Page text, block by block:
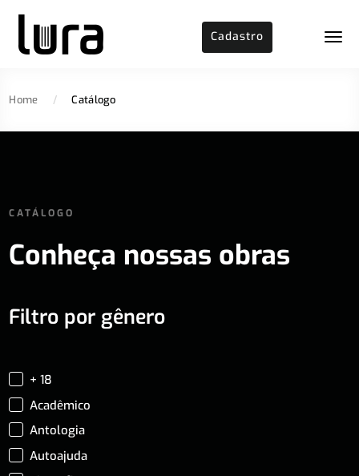
Cadastro
Home / Catálogo
CATÁLOGO
Conheça nossas obras
Filtro por gênero
+ 18
Acadêmico
Antologia
Autoajuda